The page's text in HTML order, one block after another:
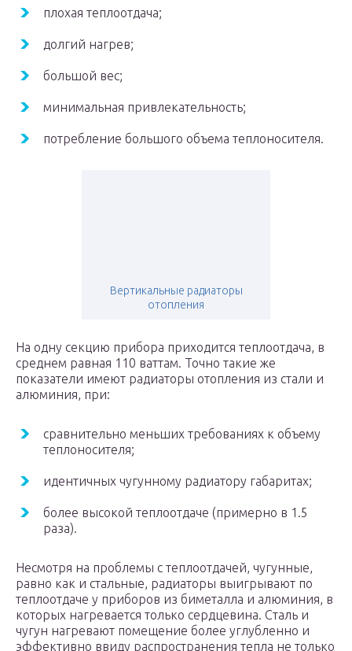
плохая теплоотдача;
долгий нагрев;
большой вес;
минимальная привлекательность;
потребление большого объема теплоносителя.
Вертикальные радиаторы
отопления
На одну секцию прибора приходится теплоотдача, в
среднем равная 110 ваттам. Точно такие же
показатели имеют радиаторы отопления из стали и
алюминия, при:
сравнительно меньших требованиях к объему
теплоносителя;
идентичных чугунному радиатору габаритах;
более высокой теплоотдаче (примерно в 1.5
раза).
Несмотря на проблемы с теплоотдачей, чугунные,
равно как и стальные, радиаторы выигрывают по
теплоотдаче у приборов из биметалла и алюминия, в
которых нагревается только сердцевина. Сталь и
чугун нагревают помещение более углубленно и
эффективно ввиду распространения тепла не только